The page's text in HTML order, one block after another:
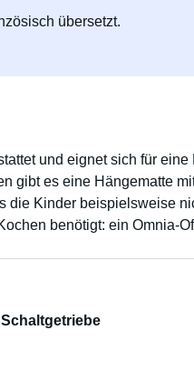
übersetzt.
und eignet sich für
gibt es eine Hängematte
die Kinder beispielsweise
benötigt: ein Omnia-
Schaltgetriebe